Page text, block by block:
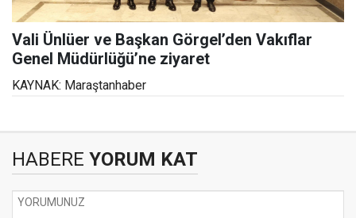
Vali Ünlüer ve Başkan Görgel’den Vakıflar
Genel Müdürlüğü’ne ziyaret
KAYNAK: Maraştanhaber
HABERE YORUM KAT